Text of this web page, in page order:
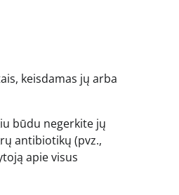
keisdamas jų arba
būdu negerkite jų
antibiotikų (pvz.,
apie visus